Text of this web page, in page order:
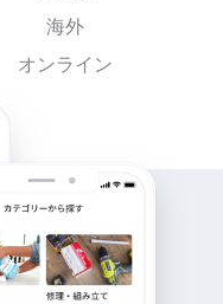
海外
オンライン